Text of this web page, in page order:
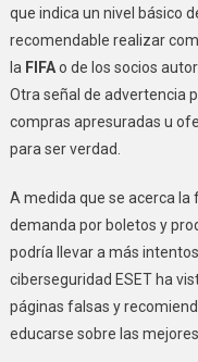
que indica un nivel básico
recomendable realizar
la FIFAo de los socios
Otra señal de advertencia
compras apresuradas u
para ser verdad.
A medida que se acerca la
demanda por boletos y
podría llevar a más
ciberseguridad ESET ha
páginas falsas y
educarse sobre las